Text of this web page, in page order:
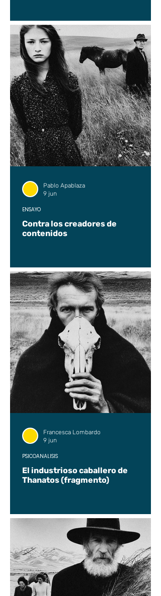
Contra los creadores de
contenidos
ENSAYO
Pablo Apablaza
9 jun
El industrioso caballero de
Thanatos (fragmento)
PSICOANÁLISIS
Francesca Lombardo
9 jun